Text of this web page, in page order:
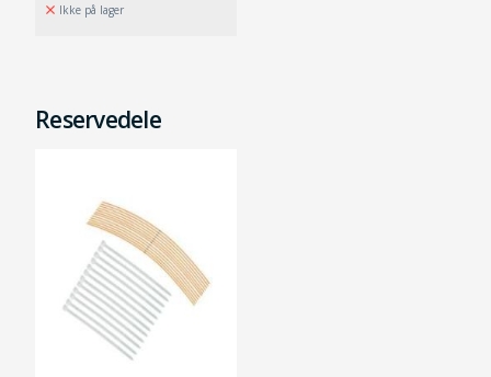
Ikke på lager
Reservedele